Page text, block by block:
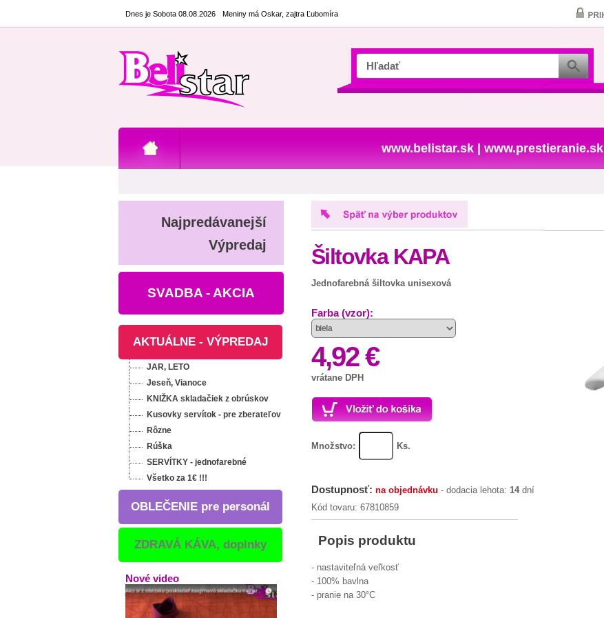
Dnes je Sobota 08.08.2026 Meniny má Oskar, zajtra Ľubomíra
www.belistar.sk| www.prestieranie.sk
Najpredávanejší
Výpredaj
SVADBA - AKCIA
AKTUÁLNE - VÝPREDAJ
JAR, LETO
Jeseň, Vianoce
KNIŽKA skladačiek z obrúskov
Kusovky servítok - pre zberateľov
Rôzne
Rúška
SERVÍTKY - jednofarebné
Všetko za 1€ !!!
OBLEČENIE pre personál
ZDRAVÁ KÁVA, doplnky
Nové video
Šiltovka KAPA
Jednofarebná šiltovka unisexová
Farba (vzor):
4,92 €
vrátane DPH
Množstvo: Ks.
Dostupnosť: na objednávku - dodacia lehota: 14dní
Kód tovaru: 67810859
Popis produktu
- nastaviteľná veľkosť
- 100% bavlna
- pranie na 30°C